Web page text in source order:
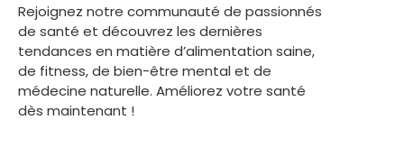
Rejoignez notre communauté de passionnés
de santé et découvrez les dernières
tendances en matière d’alimentation saine,
de fitness, de bien-être mental et de
médecine naturelle. Améliorez votre santé
dès maintenant !